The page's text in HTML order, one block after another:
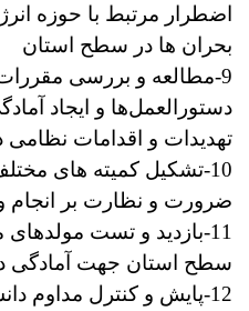
اضطرار مرتبط با حوزه
بحران ها در سطح استان
9-مطالعه و بررسی
دستورالعمل‌ها و ایجاد
تهدیدات و اقدامات
10-تشکیل کمیته های
ضرورت و نظارت بر انجام
11-بازدید و تست
سطح استان جهت آمادگی
12-پایش و کنترل مداوم